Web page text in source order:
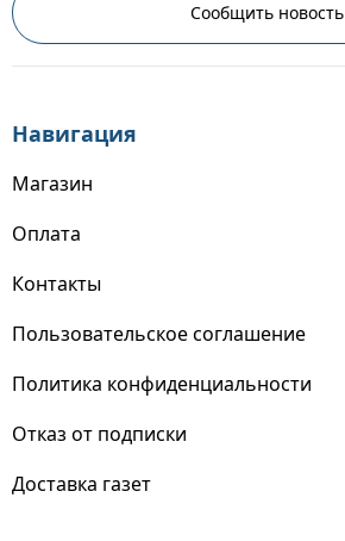
Сообщить новость
Навигация
Магазин
Оплата
Контакты
Пользовательское соглашение
Политика конфиденциальности
Отказ от подписки
Доставка газет